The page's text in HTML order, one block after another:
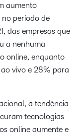
aumento
período de
das empresas que
a nenhuma
online, enquanto
vivo e 28% para
a tendência
tecnologias
online aumente e